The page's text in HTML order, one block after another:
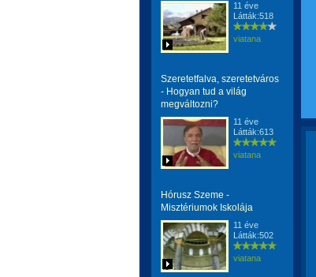
11 éve
Látták:518
viatana
Szeretetfalva, szeretetváros
- Hogyan tud a világ
megváltozni?
11 éve
Látták:613
viatana
Hórusz Szeme -
Misztériumok Iskolája
11 éve
Látták:502
viatana